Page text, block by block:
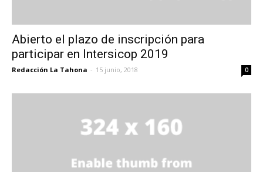
Abierto el plazo de inscripción para
participar en Intersicop 2019
Redacción La Tahona - 15 junio, 2018 0